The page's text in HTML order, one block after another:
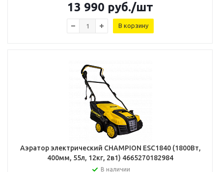
13 990 руб./шт
В корзину
Аэратор электрический СHAMPION ESC1840 (1800Вт,
400мм, 55л, 12кг, 2в1) 4665270182984
В наличии